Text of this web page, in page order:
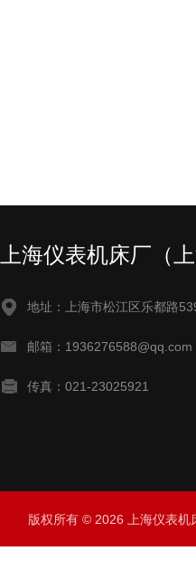
上海仪表机床厂（
地址：上海市松江区乐都路
邮箱：1936276588@qq.com
传真：021-23025921
版权所有 © 2026 上海仪表